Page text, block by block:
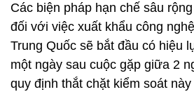
Các biện pháp hạn chế sâu
đối với việc xuất khẩu công
Trung Quốc sẽ bắt đầu có hiệu
một ngày sau cuộc gặp giữa 2
quy định thắt chặt kiểm soát